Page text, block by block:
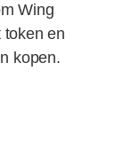
Wing
token en
kopen.